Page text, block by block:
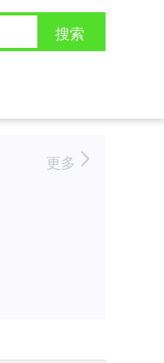
搜索
更多